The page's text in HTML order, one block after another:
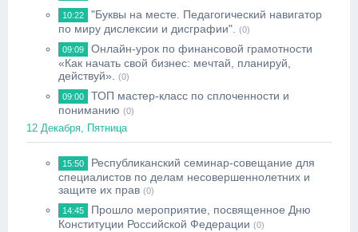
10:22
"Буквы на месте. Педагогический навигатор
по миру дислексии и дисграфии".
(0)
09:09
Онлайн-урок по финансовой грамотности
«Как начать свой бизнес: мечтай, планируй,
действуй».
(0)
09:00
ТОП мастер-класс по сплоченности и
пониманию (0)
12 Декабря, Пятница
15:50
Республиканский семинар-совещание для
специалистов по делам несовершеннолетних и
защите их прав (0)
14:45
Прошло мероприятие, посвященное Дню
Конституции Российской Федерации (0)